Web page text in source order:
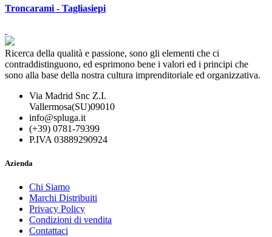
Troncarami - Tagliasiepi
Ricerca della qualità e passione, sono gli elementi che ci
contraddistinguono, ed esprimono bene i valori ed i principi che
sono alla base della nostra cultura imprenditoriale ed organizzativa.
Via Madrid Snc Z.I.
Vallermosa(SU)09010
info@spluga.it
(+39) 0781-79399
P.IVA 03889290924
Azienda
Chi Siamo
Marchi Distribuiti
Privacy Policy
Condizioni di vendita
Contattaci